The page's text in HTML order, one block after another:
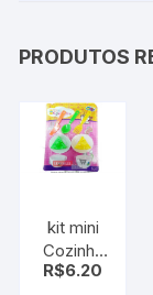
PRODUTOS
kit mini
Cozinha
Infantil
R$6.20